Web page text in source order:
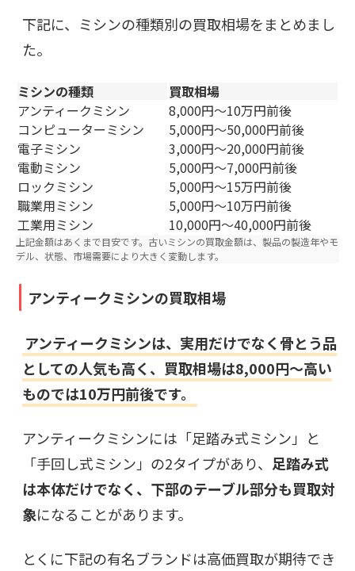
下記に、ミシンの種類別の買取相場をまとめまし
た。
ミシンの種類
買取相場
アンティークミシン
8,000円～10万円前後
コンピューターミシン
5,000円～50,000円前後
電子ミシン
3,000円～20,000円前後
電動ミシン
5,000円〜7,000円前後
ロックミシン
5,000円～15万円前後
職業用ミシン
5,000円～10万円前後
工業用ミシン
10,000円～40,000円前後
上記金額はあくまで目安です。古いミシンの買取金額は、製品の製造年やモ
デル、状態、市場需要により大きく変動します。
アンティークミシンの買取相場
アンティークミシンは、実用だけでなく骨とう品
としての人気も高く、買取相場は8,000円～高い
ものでは10万円前後です。
アンティークミシンには「足踏み式ミシン」と
「手回し式ミシン」の2タイプがあり、 足踏み式
は本体だけでなく、下部のテーブル部分も買取対
象になることがあります。
とくに下記の有名ブランドは高価買取が期待でき